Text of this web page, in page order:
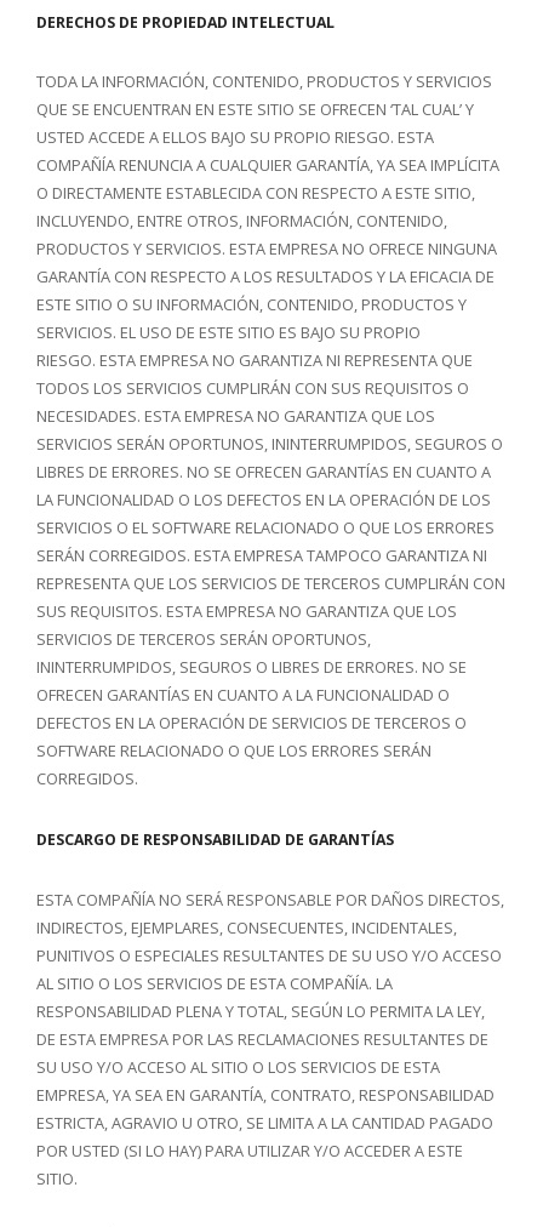
DERECHOS DE PROPIEDAD INTELECTUAL
TODA LA INFORMACIÓN, CONTENIDO, PRODUCTOS Y SERVICIOS
QUE SE ENCUENTRAN EN ESTE SITIO SE OFRECEN ‘TAL CUAL’ Y
USTED ACCEDE A ELLOS BAJO SU PROPIO RIESGO. ESTA
COMPAÑÍA RENUNCIA A CUALQUIER GARANTÍA, YA SEA IMPLÍCITA
O DIRECTAMENTE ESTABLECIDA CON RESPECTO A ESTE SITIO,
INCLUYENDO, ENTRE OTROS, INFORMACIÓN, CONTENIDO,
PRODUCTOS Y SERVICIOS. ESTA EMPRESA NO OFRECE NINGUNA
GARANTÍA CON RESPECTO A LOS RESULTADOS Y LA EFICACIA DE
ESTE SITIO O SU INFORMACIÓN, CONTENIDO, PRODUCTOS Y
SERVICIOS. EL USO DE ESTE SITIO ES BAJO SU PROPIO
RIESGO. ESTA EMPRESA NO GARANTIZA NI REPRESENTA QUE
TODOS LOS SERVICIOS CUMPLIRÁN CON SUS REQUISITOS O
NECESIDADES. ESTA EMPRESA NO GARANTIZA QUE LOS
SERVICIOS SERÁN OPORTUNOS, ININTERRUMPIDOS, SEGUROS O
LIBRES DE ERRORES. NO SE OFRECEN GARANTÍAS EN CUANTO A
LA FUNCIONALIDAD O LOS DEFECTOS EN LA OPERACIÓN DE LOS
SERVICIOS O EL SOFTWARE RELACIONADO O QUE LOS ERRORES
SERÁN CORREGIDOS. ESTA EMPRESA TAMPOCO GARANTIZA NI
REPRESENTA QUE LOS SERVICIOS DE TERCEROS CUMPLIRÁN CON
SUS REQUISITOS. ESTA EMPRESA NO GARANTIZA QUE LOS
SERVICIOS DE TERCEROS SERÁN OPORTUNOS,
ININTERRUMPIDOS, SEGUROS O LIBRES DE ERRORES. NO SE
OFRECEN GARANTÍAS EN CUANTO A LA FUNCIONALIDAD O
DEFECTOS EN LA OPERACIÓN DE SERVICIOS DE TERCEROS O
SOFTWARE RELACIONADO O QUE LOS ERRORES SERÁN
CORREGIDOS.
DESCARGO DE RESPONSABILIDAD DE GARANTÍAS
ESTA COMPAÑÍA NO SERÁ RESPONSABLE POR DAÑOS DIRECTOS,
INDIRECTOS, EJEMPLARES, CONSECUENTES, INCIDENTALES,
PUNITIVOS O ESPECIALES RESULTANTES DE SU USO Y/O ACCESO
AL SITIO O LOS SERVICIOS DE ESTA COMPAÑÍA. LA
RESPONSABILIDAD PLENA Y TOTAL, SEGÚN LO PERMITA LA LEY,
DE ESTA EMPRESA POR LAS RECLAMACIONES RESULTANTES DE
SU USO Y/O ACCESO AL SITIO O LOS SERVICIOS DE ESTA
EMPRESA, YA SEA EN GARANTÍA, CONTRATO, RESPONSABILIDAD
ESTRICTA, AGRAVIO U OTRO, SE LIMITA A LA CANTIDAD PAGADO
POR USTED (SI LO HAY) PARA UTILIZAR Y/O ACCEDER A ESTE
SITIO.